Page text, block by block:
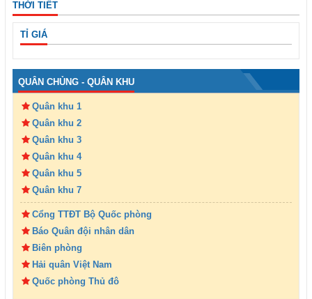
THỜI TIẾT
TỈ GIÁ
QUÂN CHỦNG - QUÂN KHU
Quân khu 1
Quân khu 2
Quân khu 3
Quân khu 4
Quân khu 5
Quân khu 7
Cổng TTĐT Bộ Quốc phòng
Báo Quân đội nhân dân
Biên phòng
Hải quân Việt Nam
Quốc phòng Thủ đô